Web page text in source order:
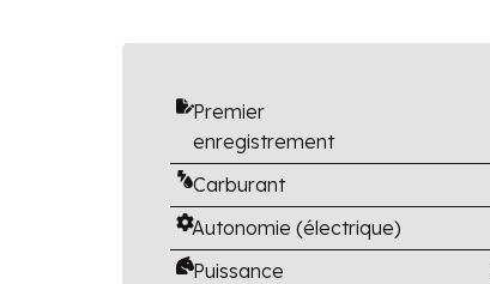
Premier
enregistrement
Carburant
Autonomie (électrique)
Puissance